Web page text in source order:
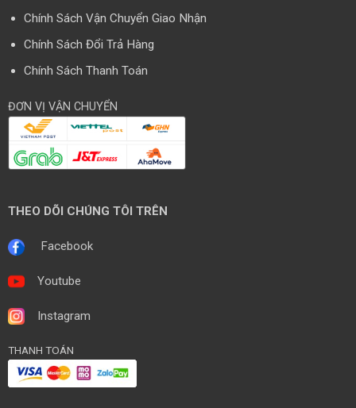
Chính Sách Vận Chuyển Giao Nhận
Chính Sách Đổi Trả Hàng
Chính Sách Thanh Toán
ĐƠN VỊ VẬN CHUYỂN
THEO DÕI CHÚNG TÔI TRÊN
Facebook
Youtube
Instagram
THANH TOÁN